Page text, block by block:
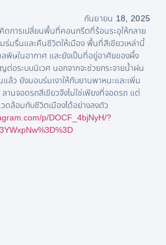
กันยายน 18, 2025
ดการเปลี่ยนพื้นที่คอนกรีตที่ร้อนระอุให้กลาย
ร่มรื่นและคืนชีวิตให้เมือง พื้นที่สีเขียวเหล่านี้
พิษในอากาศ และยังเป็นที่อยู่อาศัยของผึ้ง
อระบบนิเวศ นอกจากจะช่วยกระจายน้ำฝน
ล้ว ยังมอบร่มเงาให้กับยานพาหนะและเพิ่ม
นจอดรถสีเขียวจึงไม่ใช่เพียงที่จอดรถ แต่
ดล้อมกับชีวิตเมืองได้อย่างลงตัว
p/DOCF_4bjNyH/?